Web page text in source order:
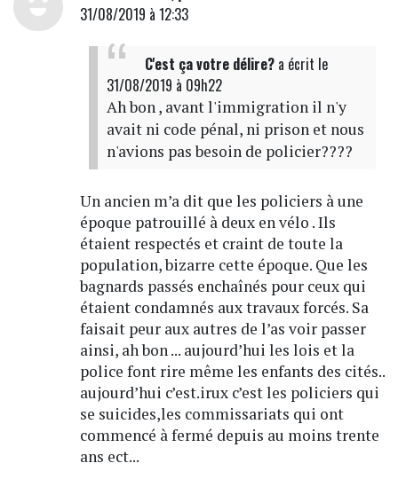
31/08/2019 à 12:33
C'est ça votre délire?a écrit le
31/08/2019 à 09h22
Ah bon , avant l'immigration il n'y
avait ni code pénal, ni prison et nous
n'avions pas besoin de policier????
Un ancien m’a dit que les policiers à une
époque patrouillé à deux en vélo . Ils
étaient respectés et craint de toute la
population, bizarre cette époque. Que les
bagnards passés enchaînés pour ceux qui
étaient condamnés aux travaux forcés. Sa
faisait peur aux autres de l’as voir passer
ainsi, ah bon ... aujourd’hui les lois et la
police font rire même les enfants des cités..
aujourd’hui c’est.irux c’est les policiers qui
se suicides,les commissariats qui ont
commencé à fermé depuis au moins trente
ans ect...